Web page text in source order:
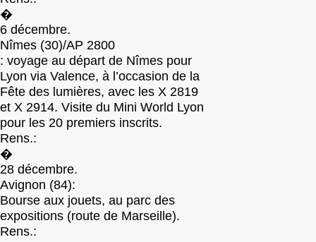
�
6 décembre.
Nîmes (30)/AP 2800
: voyage au départ de Nîmes pour
Lyon via Valence, à l’occasion de la
Fête des lumières, avec les X 2819
et X 2914. Visite du Mini World Lyon
pour les 20 premiers inscrits.
Rens.:
�
28 décembre.
Avignon (84):
Bourse aux jouets, au parc des
expositions (route de Marseille).
Rens.: